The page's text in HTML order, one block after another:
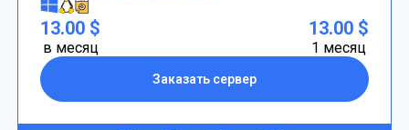
13.00 $
в месяц
Заказать сервер
13.00 $
1 месяц